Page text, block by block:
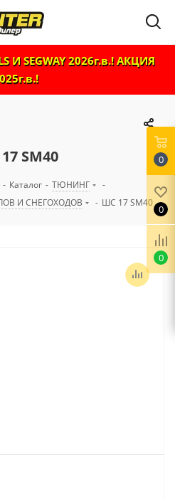
И SEGWAY 2026г.в.! АКЦИЯ
SM40
- Каталог - ТЮНИНГ
-
И СНЕГОХОДОВ
- ШС 17 SM40
0
0
0